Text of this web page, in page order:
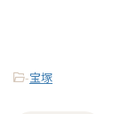
-宝塚